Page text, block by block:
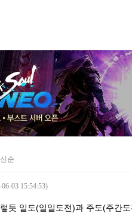
순
06-03 15:54:53)
듯 일도(일일도전)과 주도(주간